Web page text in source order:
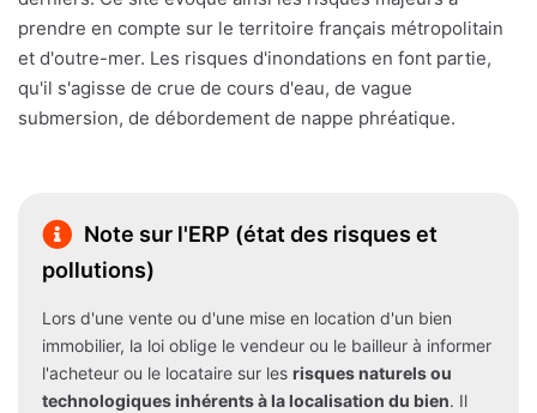
prendre en compte sur le territoire français métropolitain
et d'outre-mer. Les risques d'inondations en font partie,
qu'il s'agisse de crue de cours d'eau, de vague
submersion, de débordement de nappe phréatique.
Note sur l'ERP (état des risques et
pollutions)
Lors d'une vente ou d'une mise en location d'un bien
immobilier, la loi oblige le vendeur ou le bailleur à informer
l'acheteur ou le locataire sur les risques naturels ou
technologiques inhérents à la localisation du bien. Il